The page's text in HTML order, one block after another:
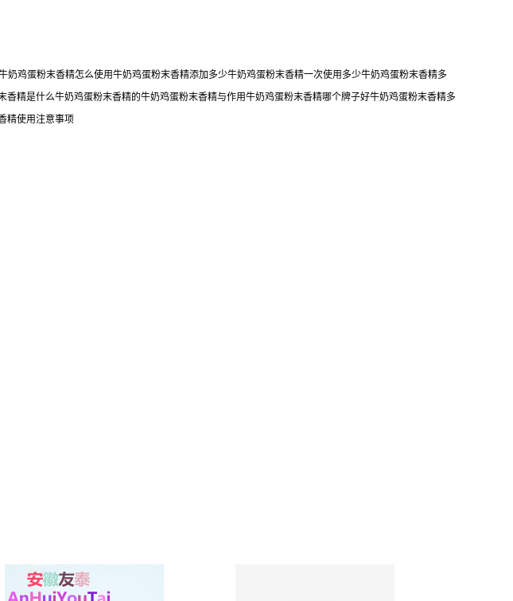
鸡蛋粉末香精怎么使用牛奶鸡蛋粉末香精添加多少牛奶鸡蛋粉末香精一次使用多少牛奶鸡蛋粉末香精多
精是什么牛奶鸡蛋粉末香精的牛奶鸡蛋粉末香精与作用牛奶鸡蛋粉末香精哪个牌子好牛奶鸡蛋粉末香精多
精使用注意事项